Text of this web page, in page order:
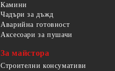
Камини
Чадъри за дъжд
Аварийна готовност
Аксесоари за пушачи
За майстора
Строителни консумативи